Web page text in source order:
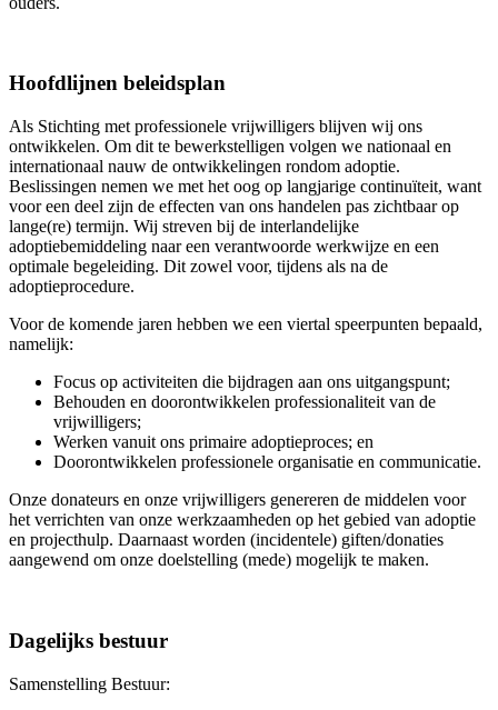
Hoofdlijnen beleidsplan
Als Stichting met professionele vrijwilligers blijven wij ons
ontwikkelen. Om dit te bewerkstelligen volgen we nationaal en
internationaal nauw de ontwikkelingen rondom adoptie.
Beslissingen nemen we met het oog op langjarige continuïteit, want
voor een deel zijn de effecten van ons handelen pas zichtbaar op
lange(re) termijn. Wij streven bij de interlandelijke
adoptiebemiddeling naar een verantwoorde werkwijze en een
optimale begeleiding. Dit zowel voor, tijdens als na de
adoptieprocedure.
Voor de komende jaren hebben we een viertal speerpunten bepaald,
namelijk:
Focus op activiteiten die bijdragen aan ons uitgangspunt;
Behouden en doorontwikkelen professionaliteit van de
vrijwilligers;
Werken vanuit ons primaire adoptieproces; en
Doorontwikkelen professionele organisatie en communicatie.
Onze donateurs en onze vrijwilligers genereren de middelen voor
het verrichten van onze werkzaamheden op het gebied van adoptie
en projecthulp. Daarnaast worden (incidentele) giften/donaties
aangewend om onze doelstelling (mede) mogelijk te maken.
Dagelijks bestuur
Samenstelling Bestuur: